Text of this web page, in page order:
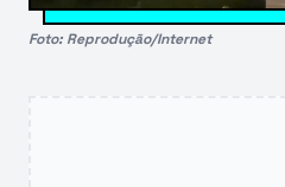
Foto: Reprodução/Internet